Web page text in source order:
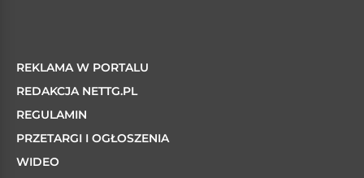
REKLAMA W PORTALU
REDAKCJA NETTG.PL
REGULAMIN
PRZETARGI I OGŁOSZENIA
WIDEO